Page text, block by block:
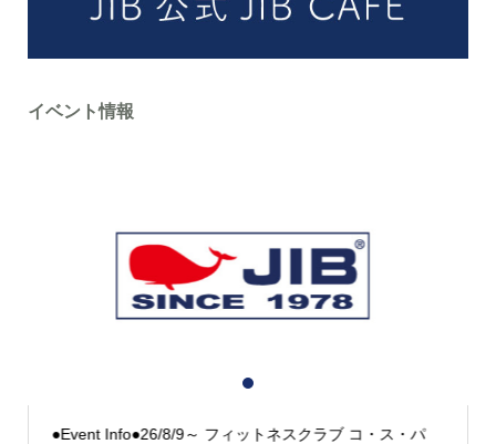
イベント情報
●Event Info●26/8/9～ フィットネスクラブ コ・ス・パ
2